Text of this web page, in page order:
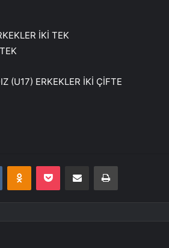
İKİ TEK
(U17) ERKEKLER İKİ ÇİFTE
VKontakteOdnoklassniki
Pocket E-Posta ile paylaş Yazdır